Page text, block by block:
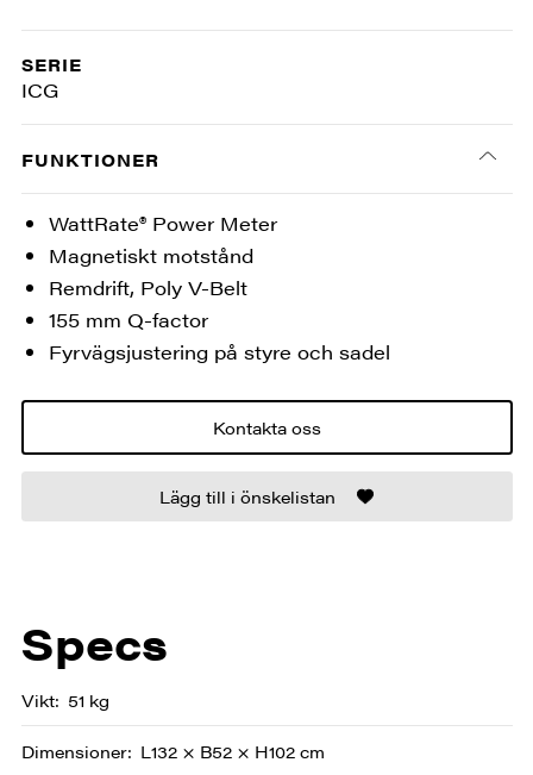
SERIE
ICG
FUNKTIONER
WattRate® Power Meter
Magnetiskt motstånd
Remdrift, Poly V-Belt
155 mm Q-factor
Fyrvägsjustering på styre och sadel
Kontakta oss
Lägg till i önskelistan
Specs
Vikt 51 kg
Dimensioner L132 × B52 × H102 cm